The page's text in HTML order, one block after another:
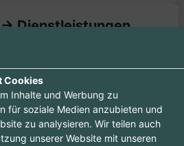
> Dienstleistungen
hier, komme doch später
vorbei :-)
Cookies
Inhalte und Werbung zu
für soziale Medien anzubieten und
zu analysieren. Wir teilen auch
unserer Website mit unseren